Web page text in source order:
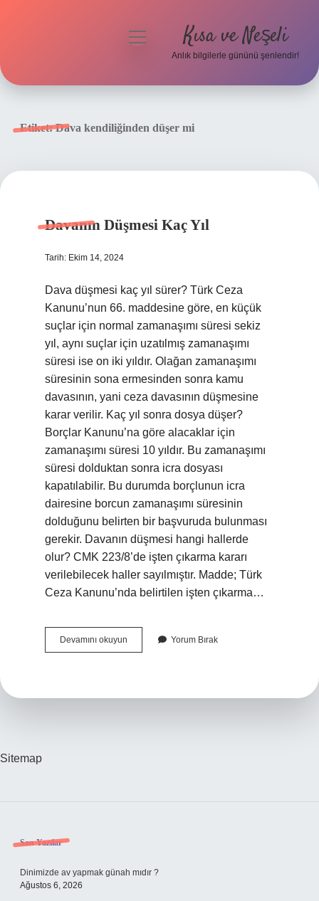
menüyü
Kısa ve Neşeli
Anlık bilgilerle gününü şenlendir!
Etiket:Dava kendiliğinden düşer mi
Davanın Düşmesi Kaç Yıl
Tarih: Ekim 14, 2024
Dava düşmesi kaç yıl sürer? Türk Ceza
Kanunu’nun 66. maddesine göre, en küçük
suçlar için normal zamanaşımı süresi sekiz
yıl, aynı suçlar için uzatılmış zamanaşımı
süresi ise on iki yıldır. Olağan zamanaşımı
süresinin sona ermesinden sonra kamu
davasının, yani ceza davasının düşmesine
karar verilir. Kaç yıl sonra dosya düşer?
Borçlar Kanunu’na göre alacaklar için
zamanaşımı süresi 10 yıldır. Bu zamanaşımı
süresi dolduktan sonra icra dosyası
kapatılabilir. Bu durumda borçlunun icra
dairesine borcun zamanaşımı süresinin
dolduğunu belirten bir başvuruda bulunması
gerekir. Davanın düşmesi hangi hallerde
olur? CMK 223/8’de işten çıkarma kararı
verilebilecek haller sayılmıştır. Madde; Türk
Ceza Kanunu’nda belirtilen işten çıkarma…
Devamını okuyun Davanın
Düşmesi
Yorum Bırak
Sitemap
Sidebar
Son Yazılar
Dinimizde av yapmak günah mıdır ?
Ağustos 6, 2026